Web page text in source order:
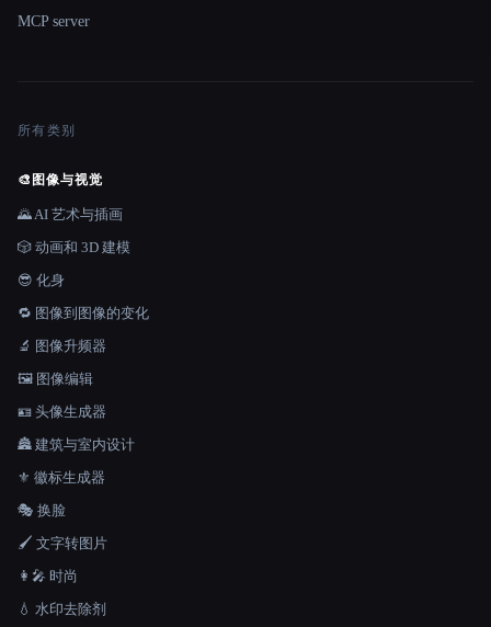
MCP server
所有类别
🎨 图像与视觉
🌄 AI 艺术与插画
🎲 动画和 3D 建模
😎 化身
🔁 图像到图像的变化
🔬 图像升频器
🖼️ 图像编辑
🪪 头像生成器
🏯 建筑与室内设计
⚜️ 徽标生成器
🎭 换脸
🖌️ 文字转图片
👩‍🎤 时尚
💧 水印去除剂